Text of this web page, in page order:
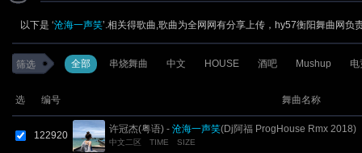
以下是 ‘沧海一声笑’.相关得歌曲,歌曲为全网网有分享上传，hy57衡阳舞曲网负
筛选 全部 串烧舞曲 中文 HOUSE 酒吧 Mushup 电
选 编号 舞曲名称
122920
许冠杰(粤语) - 沧海一声笑(Dj阿福 ProgHouse Rmx 2018)
中文二区 TIME SIZE